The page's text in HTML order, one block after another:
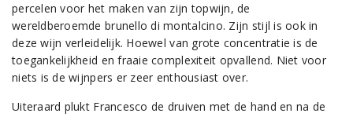
percelen voor het maken van zijn topwijn, de
wereldberoemde brunello di montalcino. Zijn stijl is ook in
deze wijn verleidelijk. Hoewel van grote concentratie is de
toegankelijkheid en fraaie complexiteit opvallend. Niet voor
niets is de wijnpers er zeer enthousiast over.
Uiteraard plukt Francesco de druiven met de hand en na de